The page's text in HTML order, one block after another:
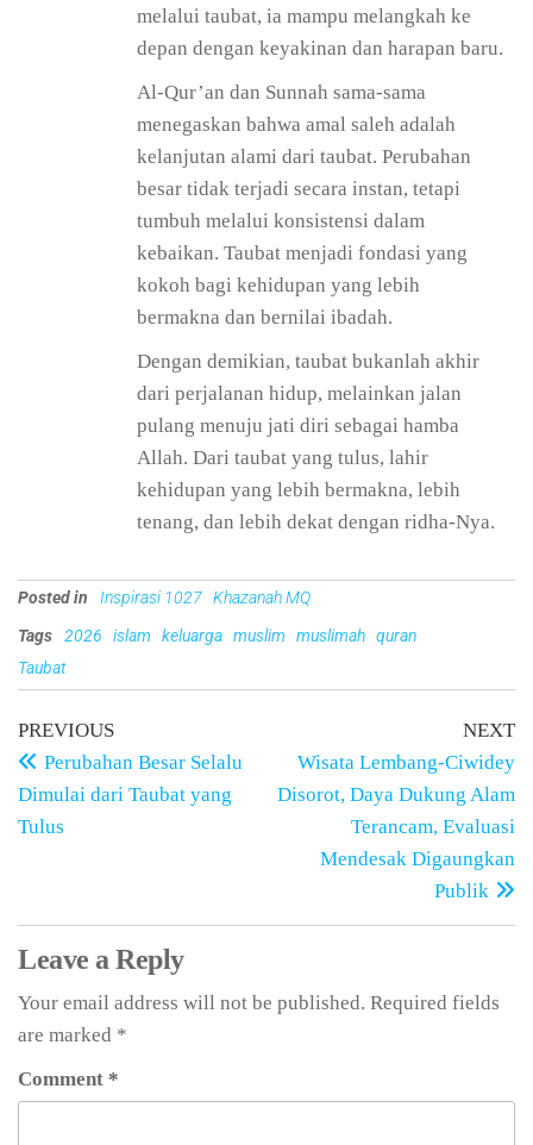
melalui taubat, ia mampu melangkah ke
depan dengan keyakinan dan harapan baru.
Al-Qur’an dan Sunnah sama-sama
menegaskan bahwa amal saleh adalah
kelanjutan alami dari taubat. Perubahan
besar tidak terjadi secara instan, tetapi
tumbuh melalui konsistensi dalam
kebaikan. Taubat menjadi fondasi yang
kokoh bagi kehidupan yang lebih
bermakna dan bernilai ibadah.
Dengan demikian, taubat bukanlah akhir
dari perjalanan hidup, melainkan jalan
pulang menuju jati diri sebagai hamba
Allah. Dari taubat yang tulus, lahir
kehidupan yang lebih bermakna, lebih
tenang, dan lebih dekat dengan ridha-Nya.
Posted in Inspirasi 1027 Khazanah MQ
Tags
2026 islam keluarga muslim muslimah quran
Taubat
PREVIOUS
Perubahan Besar Selalu
Dimulai dari Taubat yang
Tulus
NEXT
Wisata Lembang-Ciwidey
Disorot, Daya Dukung Alam
Terancam, Evaluasi
Mendesak Digaungkan
Publik
Leave a Reply
Your email address will not be published. Required fields
are marked *
Comment *